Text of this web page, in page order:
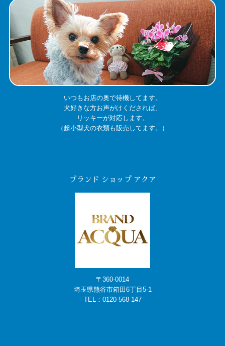
いつもお店の奥で待機してます。
犬好きな方お声がけくだされば、
リッキーが対応します。
（超小型犬の衣類も販売してます。）
ブランド ショップ アクア
〒360-0014
埼玉県熊谷市箱田6丁目5-1
TEL： 0120-568-147